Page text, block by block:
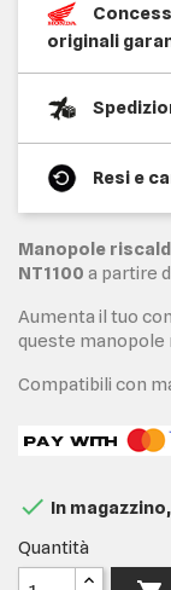
originali
Resi e
Manopole
NT1100 a partire
Aumenta il tuo
queste manopole
Compatibili con
 In
Quantità